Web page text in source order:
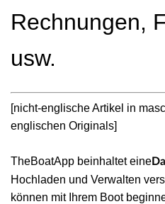
Rechnungen,
usw.
[nicht-englische Artikel in
englischen Originals]
TheBoatApp beinhaltet eine
Hochladen und Verwalten
können mit Ihrem Boot